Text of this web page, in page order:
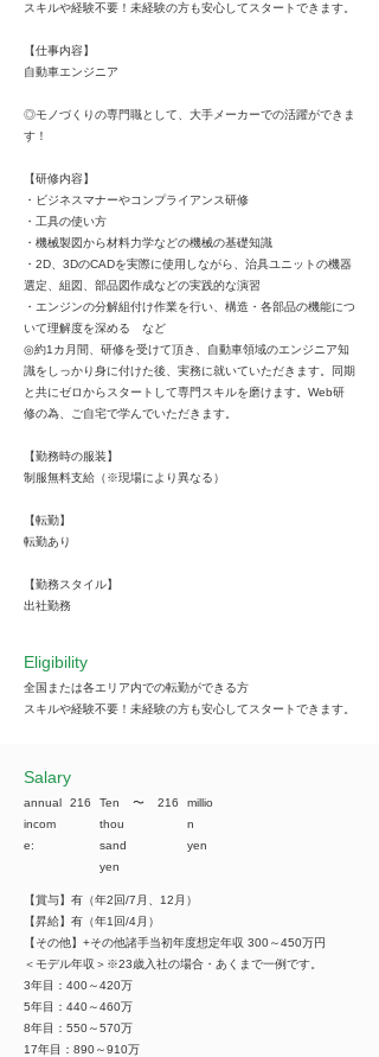
スキルや経験不要！未経験の方も安心してスタートできます。
【仕事内容】
自動車エンジニア
◎モノづくりの専門職として、大手メーカーでの活躍ができま
す！
【研修内容】
・ビジネスマナーやコンプライアンス研修
・工具の使い方
・機械製図から材料力学などの機械の基礎知識
・2D、3DのCADを実際に使用しながら、治具ユニットの機器
選定、組図、部品図作成などの実践的な演習
・エンジンの分解組付け作業を行い、構造・各部品の機能につ
いて理解度を深める など
◎約1カ月間、研修を受けて頂き、自動車領域のエンジニア知
識をしっかり身に付けた後、実務に就いていただきます。同期
と共にゼロからスタートして専門スキルを磨けます。Web研
修の為、ご自宅で学んでいただきます。
【勤務時の服装】
制服無料支給（※現場により異なる）
【転勤】
転勤あり
【勤務スタイル】
出社勤務
Eligibility
全国または各エリア内での転勤ができる方
スキルや経験不要！未経験の方も安心してスタートできます。
​Salary
annual
incom
e:
216
Ten
thou
sand
yen
​〜 216
millio
n
yen
【賞与】有（年2回/7月、12月）
【昇給】有（年1回/4月）
【その他】+その他諸手当初年度想定年収 300～450万円
＜モデル年収＞※23歳入社の場合・あくまで一例です。
3年目：400～420万
5年目：440～460万
8年目：550～570万
17年目：890～910万